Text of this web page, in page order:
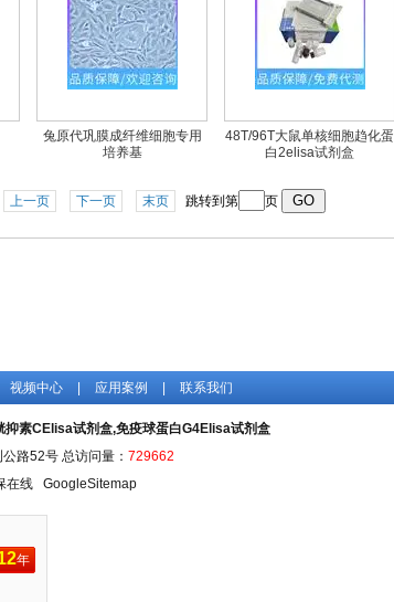
兔原代巩膜成纤维细胞专用
培养基
48T/96T大鼠单核细胞趋化蛋
白2elisa试剂盒
上一页 下一页 末页 跳转到第 页
视频中心 应用案例 联系我们
素CElisa试剂盒,免疫球蛋白G4Elisa试剂盒
路52号 总访问量： 729662
在线 GoogleSitemap
年